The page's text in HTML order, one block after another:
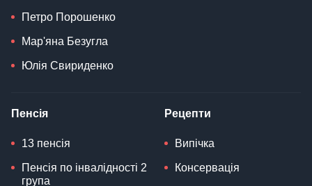
Петро Порошенко
Мар'яна Безугла
Юлія Свириденко
Пенсія
13 пенсія
Пенсія по інвалідності 2
група
Рецепти
Випічка
Консервація